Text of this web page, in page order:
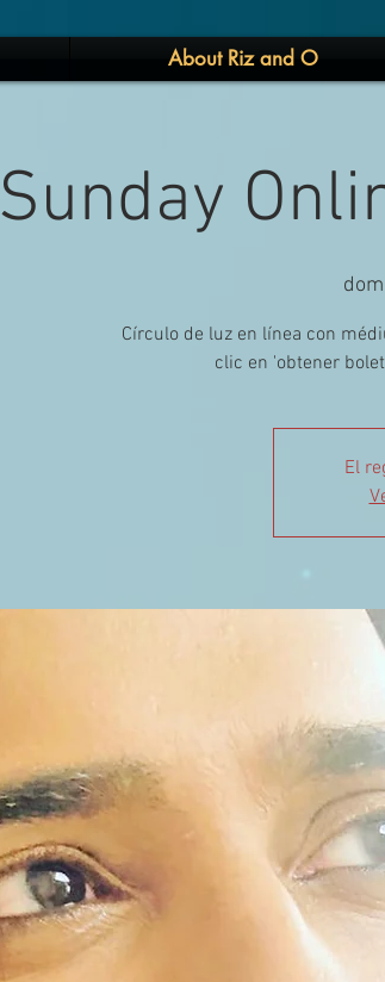
About Riz and O
Sunday
Círculo de luz en línea con
clic en 'obtener
El